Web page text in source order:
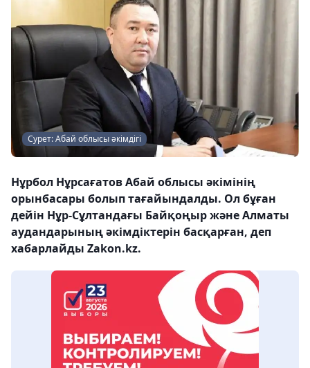
Сурет: Абай облысы әкімдігі
Нұрбол Нұрсағатов Абай облысы әкімінің
орынбасары болып тағайындалды. Ол бұған
дейін Нұр-Сұлтандағы Байқоңыр және Алматы
аудандарының әкімдіктерін басқарған, деп
хабарлайды Zakon.kz.